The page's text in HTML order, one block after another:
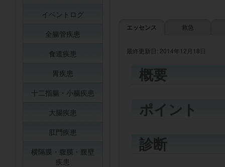
エッセンス 救急
最終更新日: 2014年12月18日
概要
ポイント
診断
イベントログ
全腸管疾患
食道疾患
胃疾患
十二指腸・小腸疾患
大腸疾患
肛門疾患
横隔膜・腹膜・腹壁
疾患